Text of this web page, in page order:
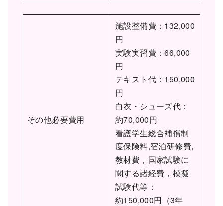
その他必要費用
施設整備費：132,000
円
実験実習費：66,000
円
テキスト代：150,000
円
白衣・シューズ代：
約70,000円
看護学生総合補償制
度保険料,宿泊研修費,
教材費，国家試験に
関する諸経費，模擬
試験代等：
約150,000円（3年